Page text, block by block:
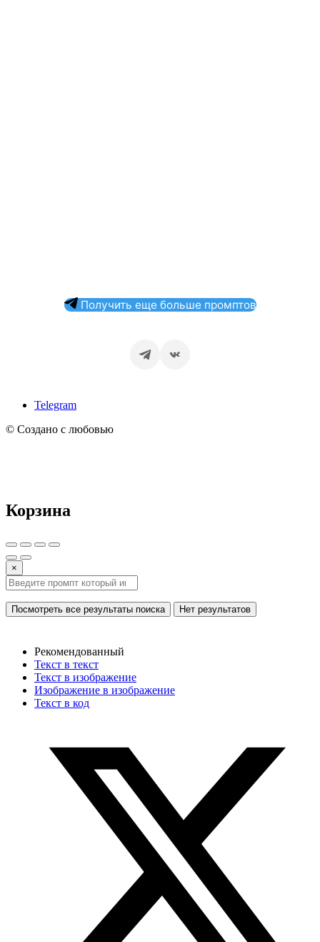
Получить еще больше промптов
Telegram
© Создано с любовью
Корзина
×
Посмотреть все результаты поиска Нет результатов
Рекомендованный
Текст в текст
Текст в изображение
Изображение в изображение
Текст в код